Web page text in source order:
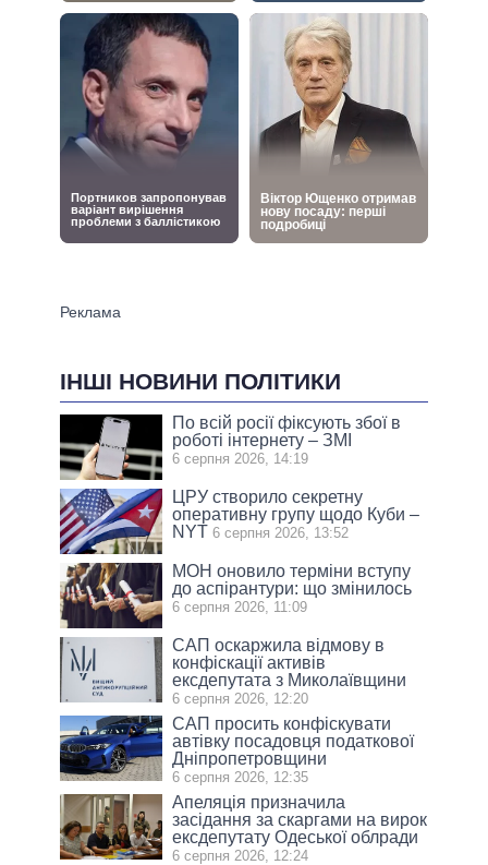
ІНШІ НОВИНИ ПОЛІТИКИ
По всій росії фіксують збої в
роботі інтернету – ЗМІ
6 серпня 2026, 14:19
ЦРУ створило секретну
оперативну групу щодо Куби –
NYT 6 серпня 2026, 13:52
МОН оновило терміни вступу
до аспірантури: що змінилось
6 серпня 2026, 11:09
САП оскаржила відмову в
конфіскації активів
ексдепутата з Миколаївщини
6 серпня 2026, 12:20
САП просить конфіскувати
автівку посадовця податкової
Дніпропетровщини
6 серпня 2026, 12:35
Апеляція призначила
засідання за скаргами на вирок
ексдепутату Одеської облради
6 серпня 2026, 12:24